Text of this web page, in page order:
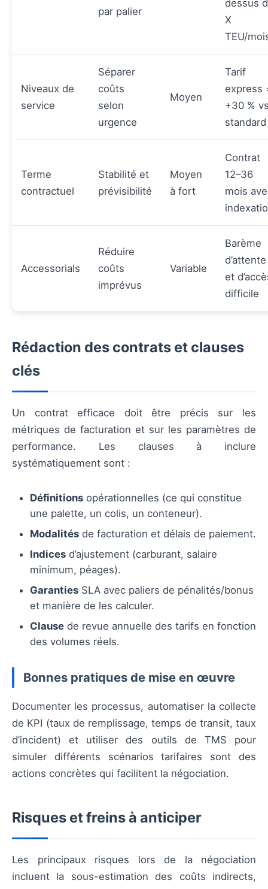
par palier
dessus
X
TEU/
Niveaux de
service
Séparer
coûts
selon
urgence
Moyen
Tarif
express
+30 %
standard
Terme
contractuel
Stabilité et
prévisibilité
Moyen
à fort
Contrat
12–36
mois
Accessorials
Réduire
coûts
imprévus
Variable
Barème
d’attente
et
difficile
Rédaction des contrats et clauses
clés
Un contrat efficace doit être précis sur les
métriques de facturation et sur les paramètres de
performance. Les clauses à inclure
systématiquement sont :
Définitions opérationnelles (ce qui constitue
une palette, un colis, un conteneur).
Modalités de facturation et délais de paiement.
Indices d’ajustement (carburant, salaire
minimum, péages).
Garanties SLA avec paliers de pénalités/bonus
et manière de les calculer.
Clause de revue annuelle des tarifs en fonction
des volumes réels.
Bonnes pratiques de mise en œuvre
Documenter les processus, automatiser la collecte
de KPI (taux de remplissage, temps de transit, taux
d’incident) et utiliser des outils de TMS pour
simuler différents scénarios tarifaires sont des
actions concrètes qui facilitent la négociation.
Risques et freins à anticiper
Les principaux risques lors de la négociation
incluent la sous-estimation des coûts indirects,